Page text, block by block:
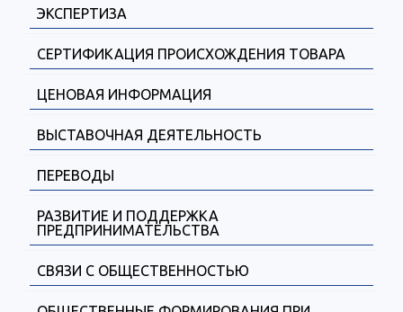
ЭКСПЕРТИЗА
СЕРТИФИКАЦИЯ ПРОИСХОЖДЕНИЯ ТОВАРА
ЦЕНОВАЯ ИНФОРМАЦИЯ
ВЫСТАВОЧНАЯ ДЕЯТЕЛЬНОСТЬ
ПЕРЕВОДЫ
РАЗВИТИЕ И ПОДДЕРЖКА
ПРЕДПРИНИМАТЕЛЬСТВА
СВЯЗИ С ОБЩЕСТВЕННОСТЬЮ